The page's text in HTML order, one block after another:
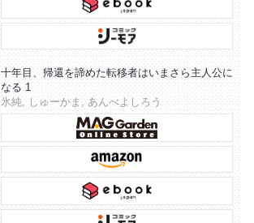
十年目、帰還を諦めた転移者はいまさら主人公に
なる 1
氷純, しゅーかま, あんべよしろう